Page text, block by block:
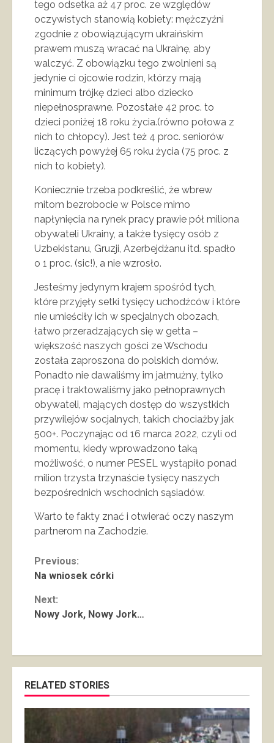
tego odsetka aż 47 proc. ze względów
oczywistych stanowią kobiety: mężczyźni
zgodnie z obowiązującym ukraińskim
prawem muszą wracać na Ukrainę, aby
walczyć. Z obowiązku tego zwolnieni są
jedynie ci ojcowie rodzin, którzy mają
minimum trójkę dzieci albo dziecko
niepełnosprawne. Pozostałe 42 proc. to
dzieci poniżej 18 roku życia.(równo połowa z
nich to chłopcy). Jest też 4 proc. seniorów
liczących powyżej 65 roku życia (75 proc. z
nich to kobiety).
Koniecznie trzeba podkreślić, że wbrew
mitom bezrobocie w Polsce mimo
napłynięcia na rynek pracy prawie pół miliona
obywateli Ukrainy, a także tysięcy osób z
Uzbekistanu, Gruzji, Azerbejdżanu itd. spadło
o 1 proc. (sic!), a nie wzrosło.
Jesteśmy jedynym krajem spośród tych,
które przyjęły setki tysięcy uchodźców i które
nie umieściły ich w specjalnych obozach,
łatwo przeradzających się w getta –
większość naszych gości ze Wschodu
została zaproszona do polskich domów.
Ponadto nie dawaliśmy im jałmużny, tylko
pracę i traktowaliśmy jako pełnoprawnych
obywateli, mających dostęp do wszystkich
przywilejów socjalnych, takich chociażby jak
500+. Poczynając od 16 marca 2022, czyli od
momentu, kiedy wprowadzono taką
możliwość, o numer PESEL wystąpiło ponad
milion trzysta trzynaście tysięcy naszych
bezpośrednich wschodnich sąsiadów.
Warto te fakty znać i otwierać oczy naszym
partnerom na Zachodzie.
Continue
Previous:
Na wniosek córki
Next:
Nowy Jork, Nowy Jork…
RELATED STORIES